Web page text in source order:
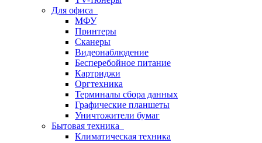
Для офиса
МФУ
Принтеры
Сканеры
Видеонаблюдение
Бесперебойное питание
Картриджи
Оргтехника
Терминалы сбора данных
Графические планшеты
Уничтожители бумаг
Бытовая техника
Климатическая техника